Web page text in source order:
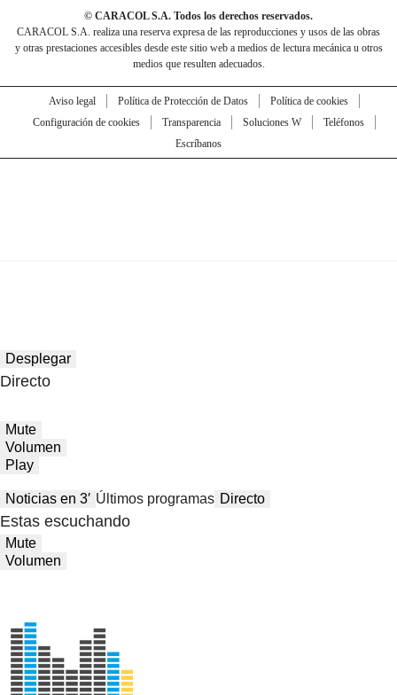
© CARACOL S.A. Todos los derechos reservados.
CARACOL S.A. realiza una reserva expresa de las reproducciones y usos de las obras
y otras prestaciones accesibles desde este sitio web a medios de lectura mecánica u otros
medios que resulten adecuados.
Aviso legal Política de Protección de Datos
Política de cookies
Configuración de cookies
Transparencia Soluciones W
Teléfonos
Escríbanos
Desplegar
Directo
Mute
Volumen
Play
Noticias en 3′ Últimos programas Directo
Estas escuchando
Mute
Volumen